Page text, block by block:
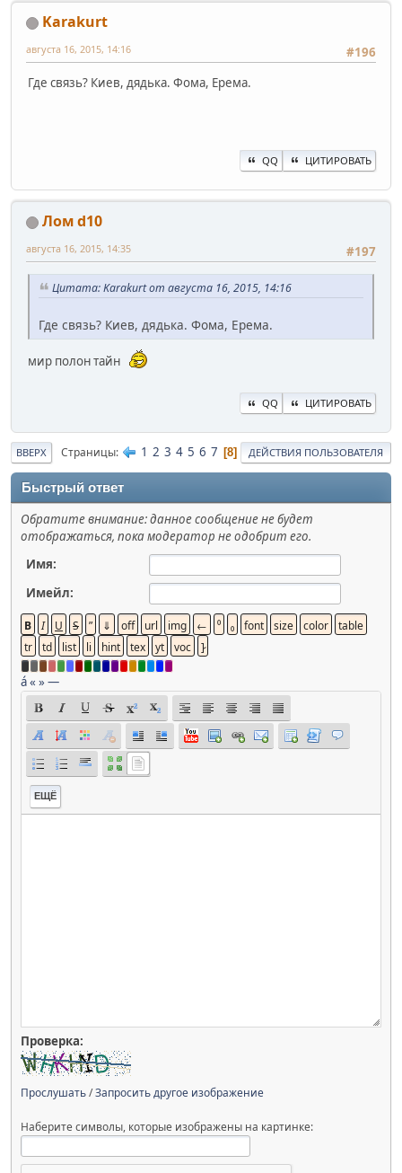
Karakurt
#196
августа 16, 2015, 14:16
Где связь? Киев, дядька. Фома, Ерема.
QQ ЦИТИРОВАТЬ
Лом d10
#197
августа 16, 2015, 14:35
Цитата: Karakurt от августа 16, 2015, 14:16
Где связь? Киев, дядька. Фома, Ерема.
мир полон тайн
QQ ЦИТИРОВАТЬ
ВВЕРХ Страницы 1 2 3 4 5 6 7 8 ДЕЙСТВИЯ ПОЛЬЗОВАТЕЛЯ
Быстрый ответ
Обратите внимание: данное сообщение не будет
отображаться, пока модератор не одобрит его.
Имя:
Имейл:
á« »—
ЕЩЁ
Проверка:
Прослушать/Запросить другое изображение
Наберите символы, которые изображены на картинке: